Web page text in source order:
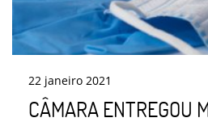
22 janeiro 2021
CÂMARA ENTREGOU